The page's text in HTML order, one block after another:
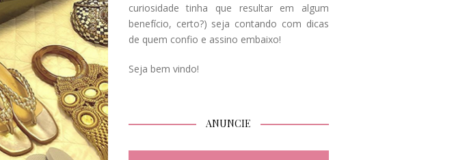
curiosidade tinha que resultar em algum
benefício, certo?) seja contando com dicas
de quem confio e assino embaixo!
Seja bem vindo!
ANUNCIE